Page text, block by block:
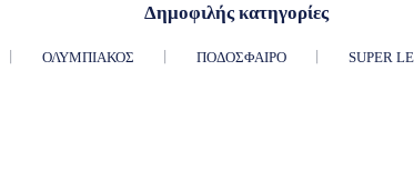
Δημοφιλής κατηγορίες
ΟΛΥΜΠΙΑΚΌΣ ΠΟΔΌΣΦΑΙΡΟ SUPER